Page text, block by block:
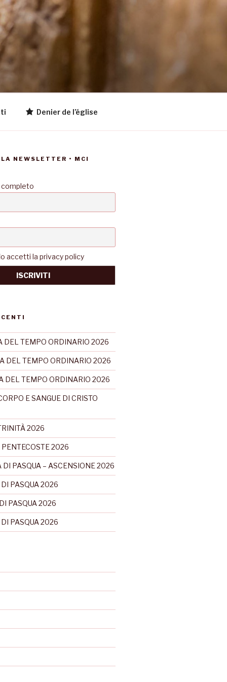
Denier de l’église
NEWSLETTER • MCI
completo
accetti la privacy policy
DEL TEMPO ORDINARIO 2026
DEL TEMPO ORDINARIO 2026
DEL TEMPO ORDINARIO 2026
E SANGUE DI CRISTO
2026
2026
PASQUA – ASCENSIONE 2026
PASQUA 2026
PASQUA 2026
PASQUA 2026